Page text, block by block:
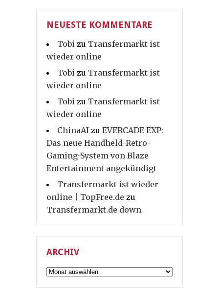
NEUESTE KOMMENTARE
Tobi zu Transfermarkt ist
wieder online
Tobi zu Transfermarkt ist
wieder online
Tobi zu Transfermarkt ist
wieder online
ChinaAI zu EVERCADE EXP:
Das neue Handheld-Retro-
Gaming-System von Blaze
Entertainment angekündigt
Transfermarkt ist wieder
online | TopFree.de zu
Transfermarkt.de down
ARCHIV
Archiv